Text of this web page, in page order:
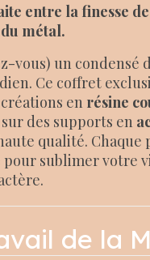
entre la finesse
métal.
vous) un condensé
Ce coffret
en résine
des supports en
qualité. Chaque
sublimer votre
de la